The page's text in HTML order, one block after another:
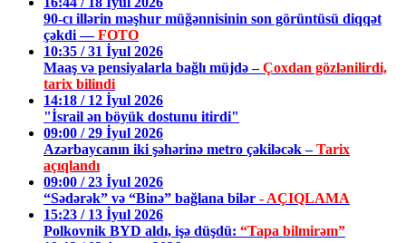
90-cı illərin məşhur müğənnisinin son görüntüsü diqqət
çəkdi —FOTO
10:35 / 31 İyul 2026
Maaş və pensiyalarla bağlı müjdə –Çoxdan gözlənilirdi,
tarix bilindi
14:18 / 12 İyul 2026
"İsrail ən böyük dostunu itirdi"
09:00 / 29 İyul 2026
Azərbaycanın iki şəhərinə metro çəkiləcək –Tarix
açıqlandı
09:00 / 23 İyul 2026
“Sədərək” və “Binə” bağlana bilər - AÇIQLAMA
15:23 / 13 İyul 2026
Polkovnik BYD aldı, işə düşdü: “Tapa bilmirəm”